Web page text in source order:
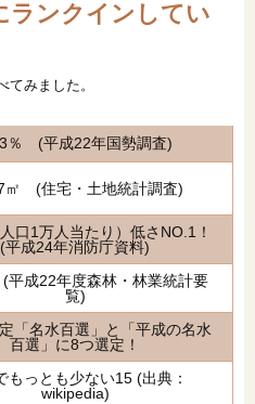
ランクインしてい
みました。
％ (平成22年国勢調査)
㎡ (住宅・土地統計調査)
口1万人当たり）低さNO.1！
(平成24年消防庁資料)
成22年度森林・林業統計要
覧)
「名水百選」と「平成の名水
百選」に8つ選定！
もっとも少ない15 (出典：
wikipedia)